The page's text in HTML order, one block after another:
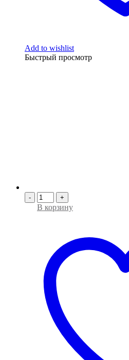
Add to wishlist
Быстрый просмотр
- +
В корзину